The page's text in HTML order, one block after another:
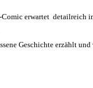
erwartet  detailreich
Geschichte erzählt